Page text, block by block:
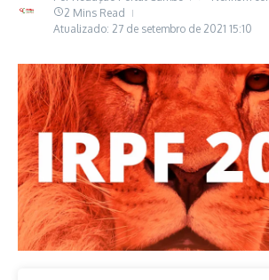
2 Mins Read
Atualizado: 27 de setembro de 2021 15:10